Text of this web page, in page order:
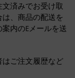
済みでお受け取
、商品の配送を
内のEメールを送
ご注文履歴など